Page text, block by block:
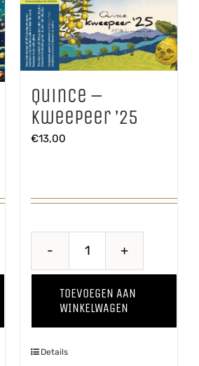
Quince –
Kweepeer ’25
€13,00
Kweepeer
TOEVOEGEN AAN
WINKELWAGEN
Details